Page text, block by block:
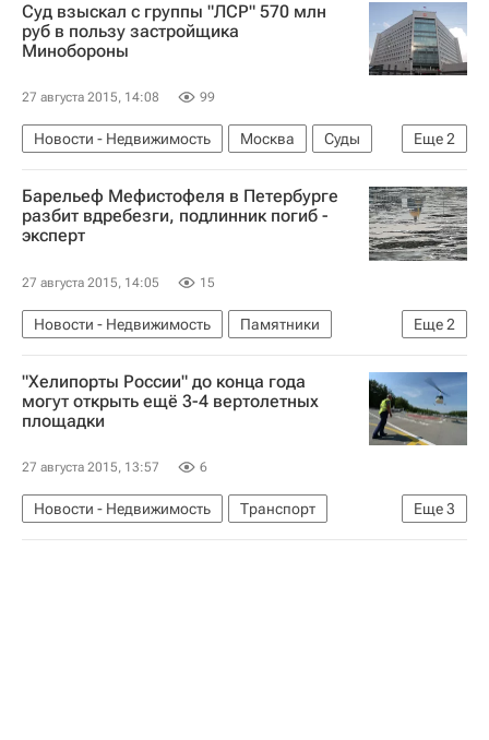
Суд взыскал с группы "ЛСР" 570 млн
руб в пользу застройщика
Минобороны
27 августа 2015, 14:08 99
Еще2
Новости - Недвижимость Москва
Суды
ЛСР
Россия
Барельеф Мефистофеля в Петербурге
разбит вдребезги, подлинник погиб -
эксперт
27 августа 2015, 14:05 15
Еще2
Новости - Недвижимость
Памятники
Санкт-Петербург
Россия
"Хелипорты России" до конца года
могут открыть ещё 3-4 вертолетных
площадки
27 августа 2015, 13:57 6
Еще3
Новости - Недвижимость
Транспорт
Инфраструктура
НДВ-Групп Россия